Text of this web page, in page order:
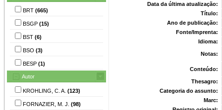
BRT (665)
BSGP (15)
BST (6)
BSO (3)
BESP (1)
Autor
KROHLING, C. A. (123)
FORNAZIER, M. J. (98)
Data da última atualização:
Título:
Ano de publicação:
Fonte/Imprenta:
Idioma:
Notas:
Conteúdo:
Thesagro:
Categoria do assunto:
Marc: